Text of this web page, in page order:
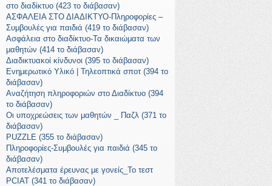
στο διαδίκτυο (423 το διάβασαν)
ΑΣΦΑΛΕΙΑ ΣΤΟ ΔΙΑΔΙΚΤΥΟ-Πληροφορίες –
Συμβουλές για παιδιά (419 το διάβασαν)
Ασφάλεια στο διαδίκτυο-Τα δικαιώματα των
μαθητών (414 το διάβασαν)
Διαδικτυακοί κίνδυνοι (395 το διάβασαν)
Ενημερωτικό Υλικό | Τηλεοπτικά σποτ (394 το
διάβασαν)
Αναζήτηση πληροφοριών στο Διαδίκτυο (394
το διάβασαν)
Οι υποχρεώσεις των μαθητών _ Παζλ (371 το
διάβασαν)
PUZZLE (355 το διάβασαν)
Πληροφορίες-Συμβουλές για παιδιά (345 το
διάβασαν)
Αποτελέσματα έρευνας με γονείς_Το τεστ
PCIAT (341 το διάβασαν)